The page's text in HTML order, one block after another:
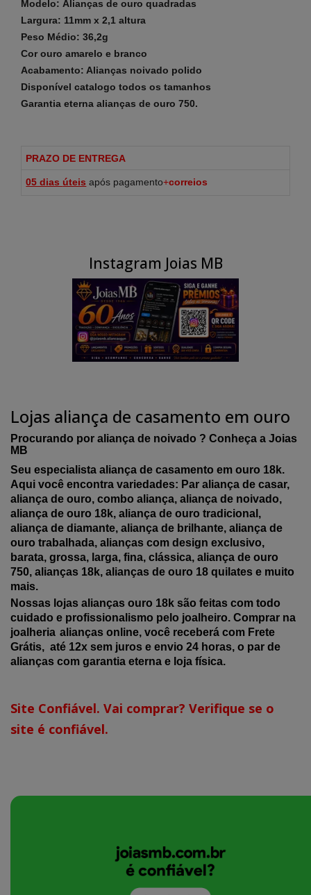
Modelo: Alianças de ouro quadradas
Largura: 11mm x 2,1 altura
Peso Médio: 36,2g
Cor ouro amarelo e branco
Acabamento: Alianças noivado polido
Disponível catalogo todos os tamanhos
Garantia eterna alianças de ouro 750.
PRAZO DE ENTREGA
05 dias úteis após pagamento+correios
Instagram Joias MB
Lojas aliança de casamento em ouro
Procurando por aliança de noivado ? Conheça a Joias
MB
Seu especialista aliança de casamento em ouro 18k.
Aqui você encontra variedades: Par aliança de casar,
aliança de ouro, combo aliança, aliança de noivado,
aliança de ouro 18k, aliança de ouro tradicional,
aliança de diamante, aliança de brilhante, aliança de
ouro trabalhada, alianças com design exclusivo,
barata, grossa, larga, fina, clássica, aliança de ouro
750, alianças 18k, alianças de ouro 18 quilates e muito
mais.
Nossas lojas alianças ouro 18k são feitas com todo
cuidado e profissionalismo pelo joalheiro. Comprar na
joalheria alianças online, você receberá com Frete
Grátis, até 12x sem juros e envio 24 horas, o par de
alianças com garantia eterna e loja física.
Site Confiável. Vai comprar? Verifique se o
site é confiável.